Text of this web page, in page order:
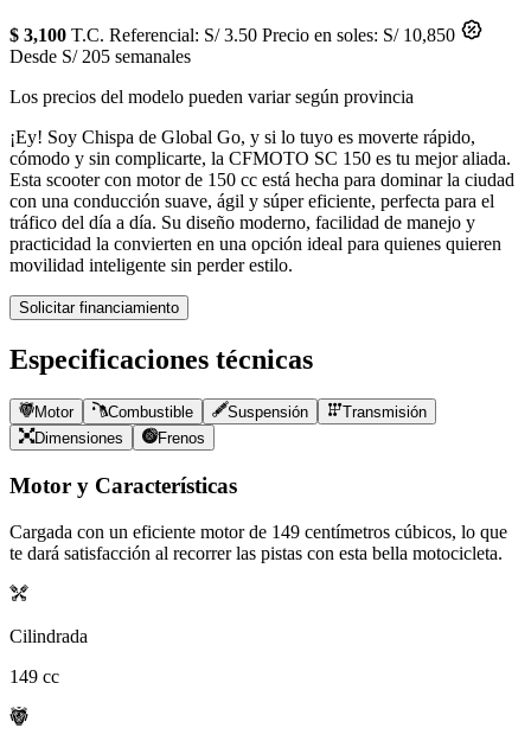
$ 3,100 T.C. Referencial: S/ 3.50 Precio en soles: S/ 10,850
Desde S/ 205 semanales
Los precios del modelo pueden variar según provincia
¡Ey! Soy Chispa de Global Go, y si lo tuyo es moverte rápido,
cómodo y sin complicarte, la CFMOTO SC 150 es tu mejor aliada.
Esta scooter con motor de 150 cc está hecha para dominar la ciudad
con una conducción suave, ágil y súper eficiente, perfecta para el
tráfico del día a día. Su diseño moderno, facilidad de manejo y
practicidad la convierten en una opción ideal para quienes quieren
movilidad inteligente sin perder estilo.
Solicitar financiamiento
Especificaciones técnicas
Motor Combustible Suspensión
Transmisión
Dimensiones
Frenos
Motor y Características
Cargada con un eficiente motor de 149 centímetros cúbicos, lo que
te dará satisfacción al recorrer las pistas con esta bella motocicleta.
Cilindrada
149 cc